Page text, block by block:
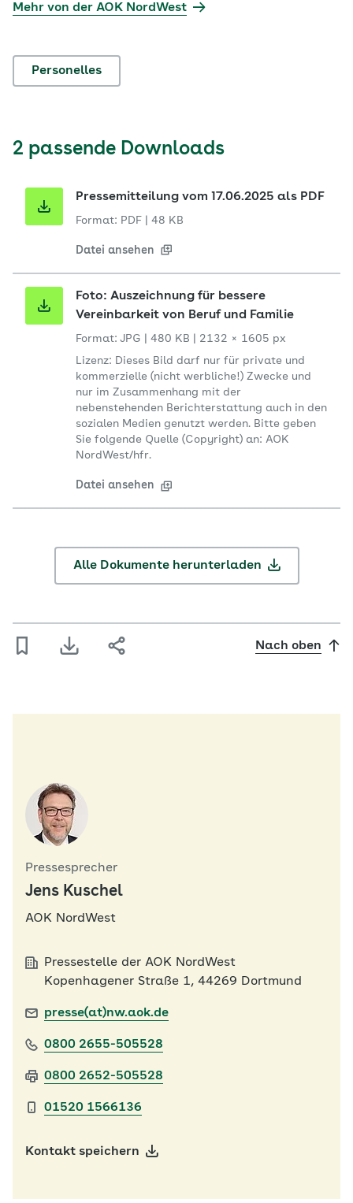
Mehr von der AOK NordWest
Personelles
2 passende Downloads
Pressemitteilung vom 17.06.2025 als PDF
Format: PDF 48 KB
Datei ansehen
Foto: Auszeichnung für bessere
Vereinbarkeit von Beruf und Familie
Format: JPG 480 KB
2132 × 1605 px
Lizenz: Dieses Bild darf nur für private und
kommerzielle (nicht werbliche!) Zwecke und
nur im Zusammenhang mit der
nebenstehenden Berichterstattung auch in den
sozialen Medien genutzt werden. Bitte geben
Sie folgende Quelle (Copyright) an: AOK
NordWest/hfr.
Datei ansehen
Alle Dokumente herunterladen
Nach oben
Pressesprecher
Jens Kuschel
AOK NordWest
Pressestelle der AOK NordWest
Kopenhagener Straße 1, 44269 Dortmund
presse(at)nw.aok.de
0800 2655-505528
0800 2652-505528
01520 1566136
Kontakt speichern